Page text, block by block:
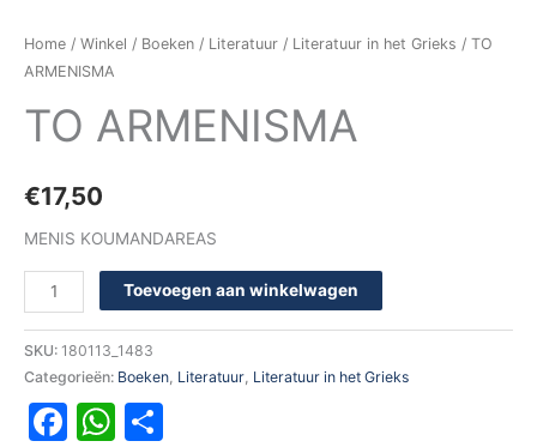
Home / Winkel / Boeken / Literatuur / Literatuur in het Grieks / TO
ARMENISMA
TO ARMENISMA
€17,50
MENIS KOUMANDAREAS
Toevoegen aan winkelwagen
SKU: 180113_1483
Categorieën: Boeken Literatuur Literatuur in het Grieks
Facebook
WhatsApp